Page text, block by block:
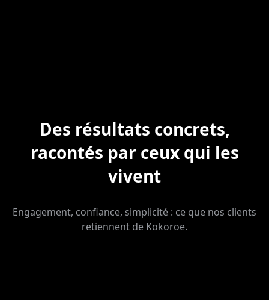
Des résultats concrets,
racontés par ceux qui les
vivent
Engagement, confiance, simplicité : ce que nos clients
retiennent de Kokoroe.